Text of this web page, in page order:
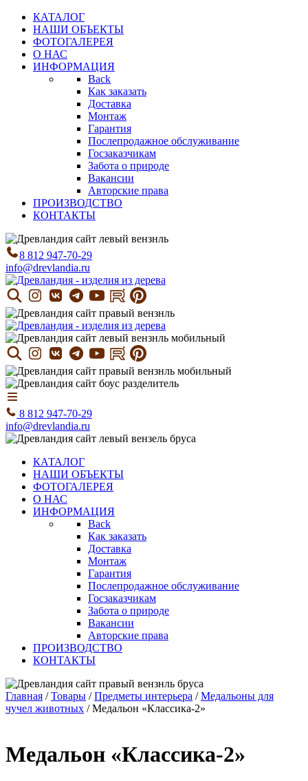
КАТАЛОГ
НАШИ ОБЪЕКТЫ
ФОТОГАЛЕРЕЯ
О НАС
ИНФОРМАЦИЯ
Back
Как заказать
Доставка
Монтаж
Гарантия
Послепродажное обслуживание
Госзаказчикам
Забота о природе
Вакансии
Авторские права
ПРОИЗВОДСТВО
КОНТАКТЫ
8 812 947-70-29
info@drevlandia.ru
8 812 947-70-29
info@drevlandia.ru
КАТАЛОГ
НАШИ ОБЪЕКТЫ
ФОТОГАЛЕРЕЯ
О НАС
ИНФОРМАЦИЯ
Back
Как заказать
Доставка
Монтаж
Гарантия
Послепродажное обслуживание
Госзаказчикам
Забота о природе
Вакансии
Авторские права
ПРОИЗВОДСТВО
КОНТАКТЫ
Главная /Товары /Предметы интерьера /Медальоны для
чучел животных /Медальон «Классика-2»
Медальон «Классика-2»